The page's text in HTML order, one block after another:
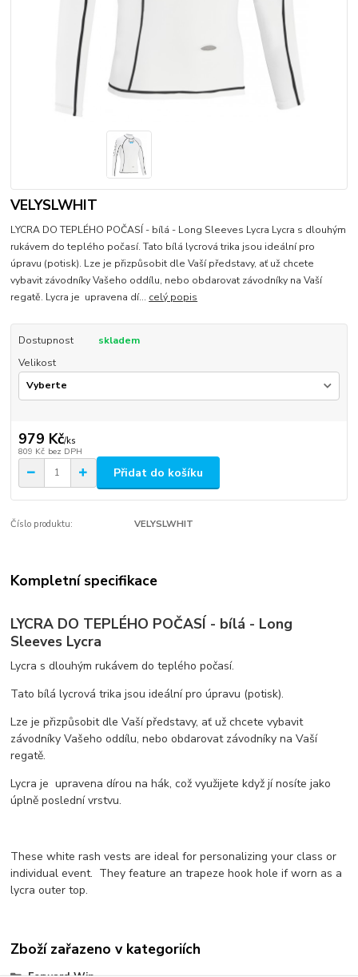
VELYSLWHIT
LYCRA DO TEPLÉHO POČASÍ - bílá - Long Sleeves Lycra Lycra s dlouhým
rukávem do teplého počasí. Tato bílá lycrová trika jsou ideální pro
úpravu (potisk). Lze je přizpůsobit dle Vaší představy, ať už chcete
vybavit závodníky Vašeho oddílu, nebo obdarovat závodníky na Vaší
regatě. Lycra je upravena dí... celý popis
Dostupnost
skladem
Velikost
979 Kč/ks
809 Kč bez DPH
Přidat do košíku
Číslo produktu: VELYSLWHIT
Kompletní specifikace
LYCRA DO TEPLÉHO POČASÍ - bílá - Long
Sleeves Lycra
Lycra s dlouhým rukávem do teplého počasí.
Tato bílá lycrová trika jsou ideální pro úpravu (potisk).
Lze je přizpůsobit dle Vaší představy, ať už chcete vybavit
závodníky Vašeho oddílu, nebo obdarovat závodníky na Vaší
regatě.
Lycra je upravena dírou na hák, což využijete když jí nosíte jako
úplně poslední vrstvu.
These white rash vests are ideal for personalizing your class or
individual event. They feature an trapeze hook hole if worn as a
lycra outer top.
Zboží zařazeno v kategoriích